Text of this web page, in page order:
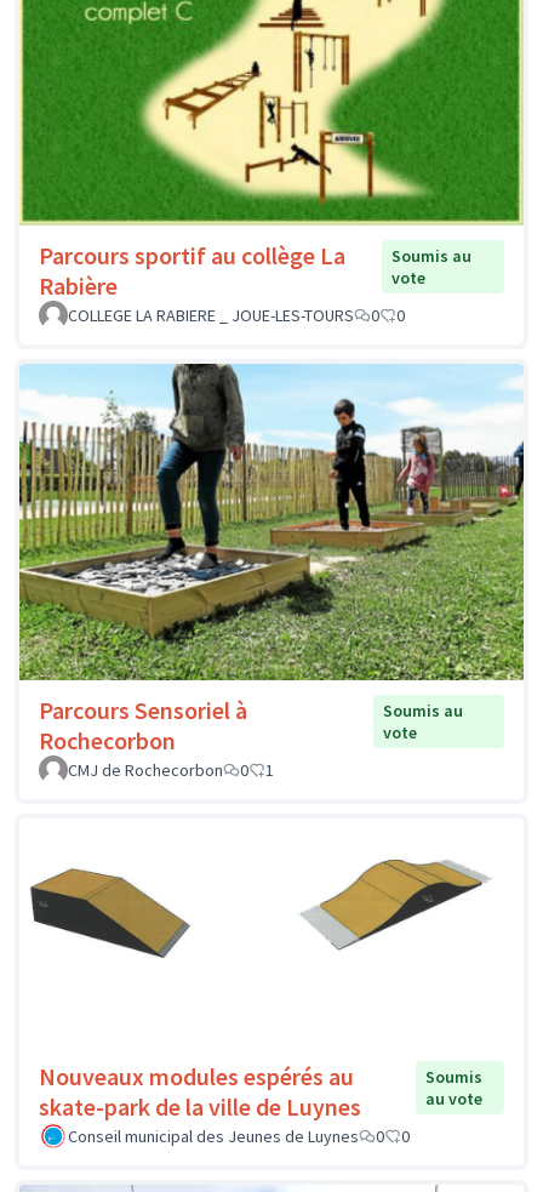
Parcours sportif au collège La
Rabière
Soumis au
vote
COLLEGE LA RABIERE _ JOUE-LES-TOURS
0 0
Parcours Sensoriel à
Rochecorbon
Soumis au
vote
CMJ de Rochecorbon
0 1
Nouveaux modules espérés au
skate-park de la ville de Luynes
Soumis
au vote
Conseil municipal des Jeunes de Luynes
0 0